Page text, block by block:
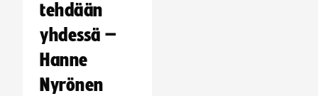
tehdään
yhdessä –
Hanne
Nyrönen